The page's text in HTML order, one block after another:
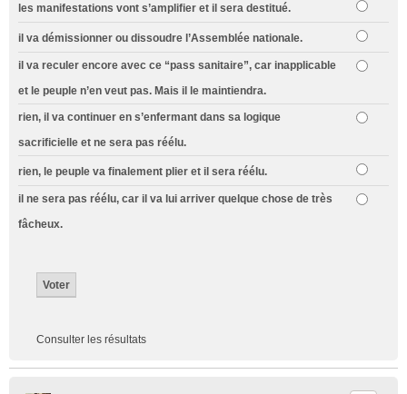
les manifestations vont s’amplifier et il sera destitué.
il va démissionner ou dissoudre l’Assemblée nationale.
il va reculer encore avec ce “pass sanitaire”, car inapplicable
et le peuple n’en veut pas. Mais il le maintiendra.
rien, il va continuer en s’enfermant dans sa logique
sacrificielle et ne sera pas réélu.
rien, le peuple va finalement plier et il sera réélu.
il ne sera pas réélu, car il va lui arriver quelque chose de très
fâcheux.
Consulter les résultats